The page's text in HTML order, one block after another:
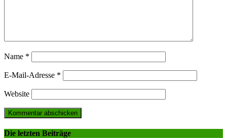
Name *
E-Mail-Adresse *
Website
Die letzten Beiträge